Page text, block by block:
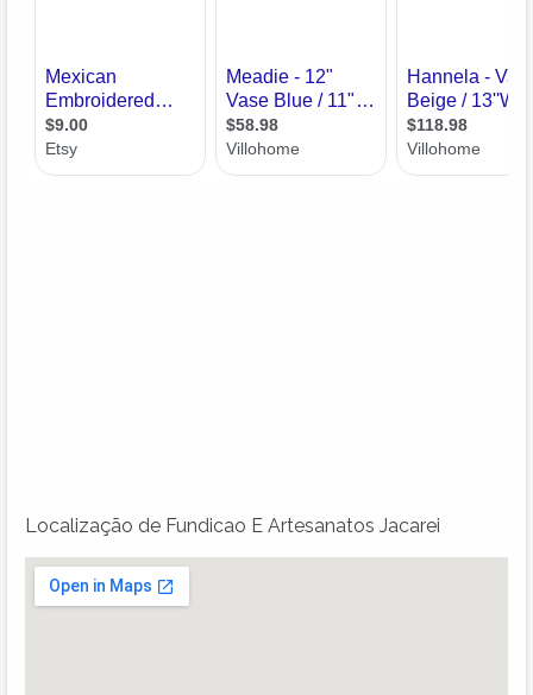
Localização de Fundicao E Artesanatos Jacarei